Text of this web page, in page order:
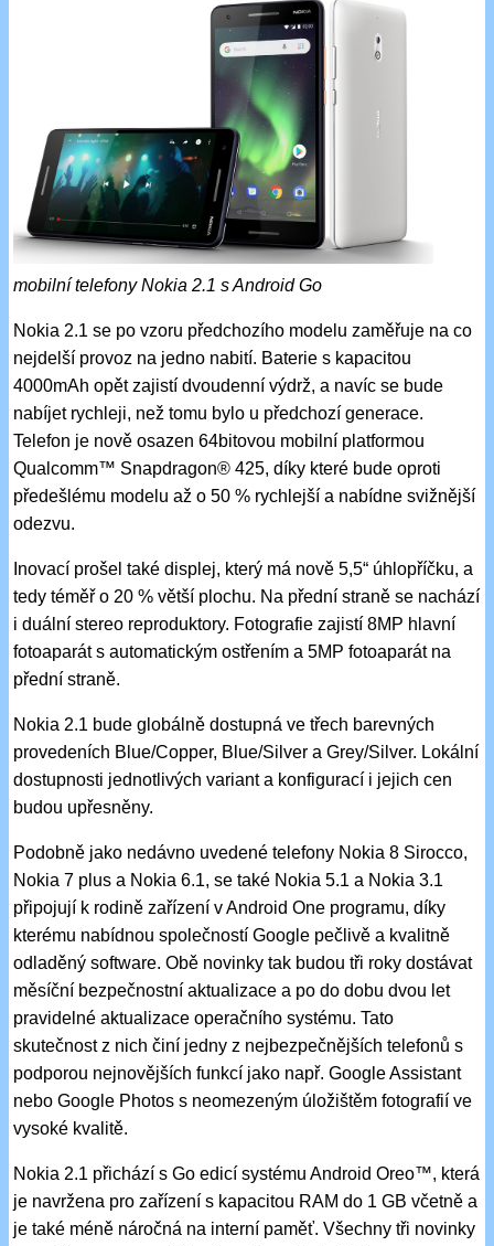
mobilní telefony Nokia 2.1 s Android Go
Nokia 2.1 se po vzoru předchozího modelu zaměřuje na co
nejdelší provoz na jedno nabití. Baterie s kapacitou
4000mAh opět zajistí dvoudenní výdrž, a navíc se bude
nabíjet rychleji, než tomu bylo u předchozí generace.
Telefon je nově osazen 64bitovou mobilní platformou
Qualcomm™ Snapdragon® 425, díky které bude oproti
předešlému modelu až o 50 % rychlejší a nabídne svižnější
odezvu.
Inovací prošel také displej, který má nově 5,5“ úhlopříčku, a
tedy téměř o 20 % větší plochu. Na přední straně se nachází
i duální stereo reproduktory. Fotografie zajistí 8MP hlavní
fotoaparát s automatickým ostřením a 5MP fotoaparát na
přední straně.
Nokia 2.1 bude globálně dostupná ve třech barevných
provedeních Blue/Copper, Blue/Silver a Grey/Silver. Lokální
dostupnosti jednotlivých variant a konfigurací i jejich cen
budou upřesněny.
Podobně jako nedávno uvedené telefony Nokia 8 Sirocco,
Nokia 7 plus a Nokia 6.1, se také Nokia 5.1 a Nokia 3.1
připojují k rodině zařízení v Android One programu, díky
kterému nabídnou společností Google pečlivě a kvalitně
odladěný software. Obě novinky tak budou tři roky dostávat
měsíční bezpečnostní aktualizace a po do dobu dvou let
pravidelné aktualizace operačního systému. Tato
skutečnost z nich činí jedny z nejbezpečnějších telefonů s
podporou nejnovějších funkcí jako např. Google Assistant
nebo Google Photos s neomezeným úložištěm fotografií ve
vysoké kvalitě.
Nokia 2.1 přichází s Go edicí systému Android Oreo™, která
je navržena pro zařízení s kapacitou RAM do 1 GB včetně a
je také méně náročná na interní paměť. Všechny tři novinky